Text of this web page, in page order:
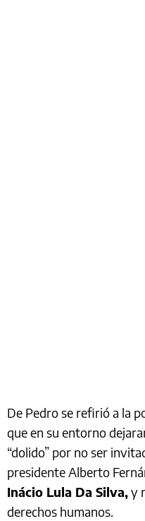
De Pedro se refirió a la
que en su entorno
“dolido” por no ser
presidente Alberto
Inácio Lula Da Silva,y
derechos humanos.